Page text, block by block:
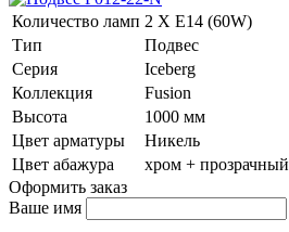
Количество ламп 2 Х E14 (60W)
Тип
Подвес
Серия
Iceberg
Коллекция
Fusion
Высота
1000 мм
Цвет арматуры
Никель
Цвет абажура
хром + прозрачный
Оформить заказ
Ваше имя